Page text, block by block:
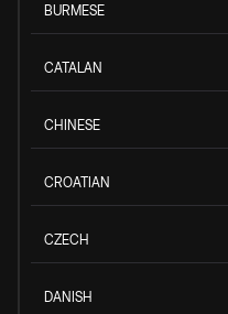
BURMESE
CATALAN
CHINESE
CROATIAN
CZECH
DANISH